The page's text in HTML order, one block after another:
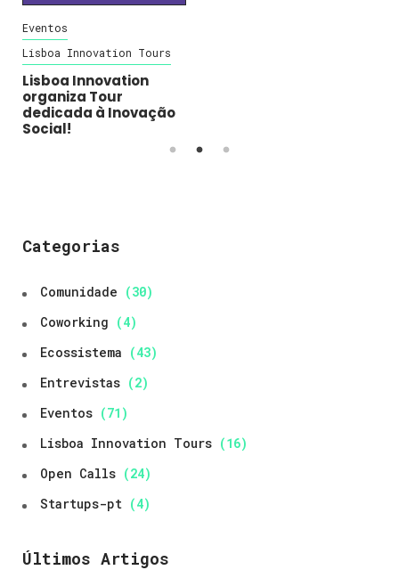
Eventos
Lisboa Innovation Tours
Lisboa Innovation
organiza Tour
dedicada à Inovação
Social!
Categorias
Comunidade (30)
Coworking (4)
Ecossistema (43)
Entrevistas (2)
Eventos (71)
Lisboa Innovation Tours (16)
Open Calls (24)
Startups-pt (4)
Últimos Artigos